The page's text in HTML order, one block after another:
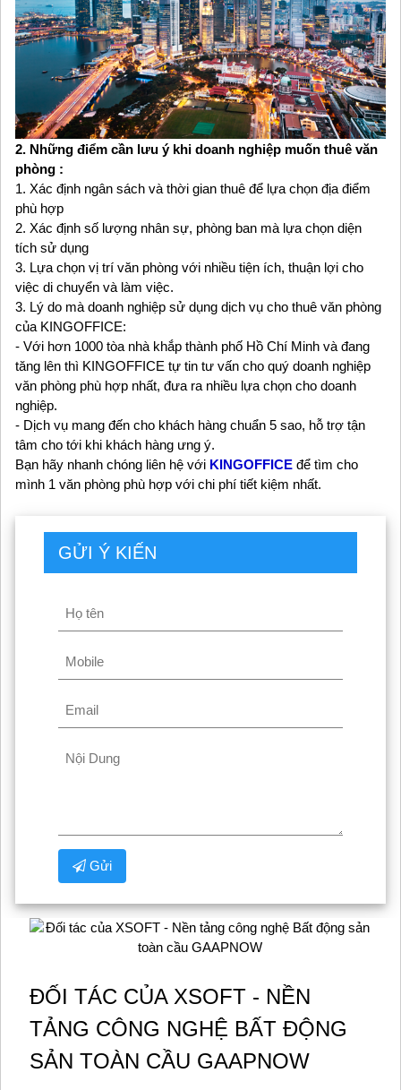
2. Những điểm cần lưu ý khi doanh nghiệp muốn thuê văn
phòng :
1. Xác định ngân sách và thời gian thuê để lựa chọn địa điểm
phù hợp
2. Xác định số lượng nhân sự, phòng ban mà lựa chọn diện
tích sử dụng
3. Lựa chọn vị trí văn phòng với nhiều tiện ích, thuận lợi cho
việc di chuyển và làm việc.
3. Lý do mà doanh nghiệp sử dụng dịch vụ cho thuê văn phòng
của KINGOFFICE:
- Với hơn 1000 tòa nhà khắp thành phố Hồ Chí Minh và đang
tăng lên thì KINGOFFICE tự tin tư vấn cho quý doanh nghiệp
văn phòng phù hợp nhất, đưa ra nhiều lựa chọn cho doanh
nghiệp.
- Dịch vụ mang đến cho khách hàng chuẩn 5 sao, hỗ trợ tận
tâm cho tới khi khách hàng ưng ý.
Bạn hãy nhanh chóng liên hệ với KINGOFFICE để tìm cho
mình 1 văn phòng phù hợp với chi phí tiết kiệm nhất.
GỬI Ý KIẾN
Gửi
ĐỐI TÁC CỦA XSOFT - NỀN
TẢNG CÔNG NGHỆ BẤT ĐỘNG
SẢN TOÀN CẦU GAAPNOW